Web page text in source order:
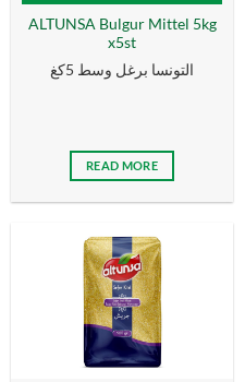
ALTUNSA Bulgur Mittel 5kg
x5st
التونسا برغل وسط 5كغ
READ MORE